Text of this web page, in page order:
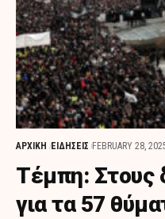
ΑΡΧΙΚΗ ΕΙΔΗΣΕΙΣ FEBRUARY 28,
Τέμπη: Στους
για τα 57